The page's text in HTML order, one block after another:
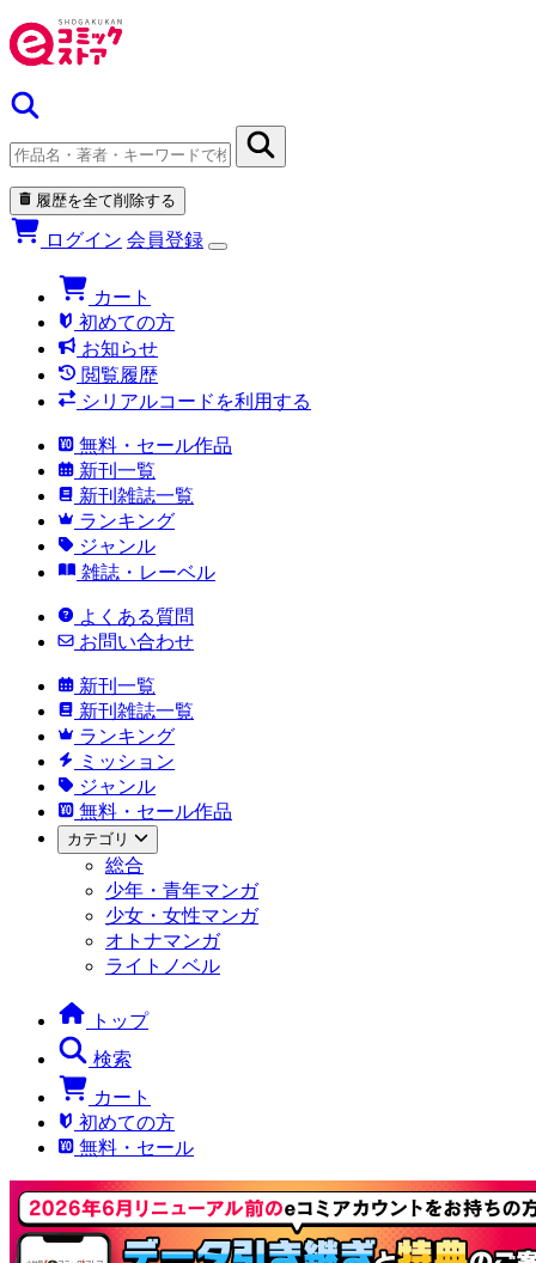
履歴を全て削除する
ログイン 会員登録
カート
初めての方
お知らせ
閲覧履歴
シリアルコードを利用する
無料・セール作品
新刊一覧
新刊雑誌一覧
ランキング
ジャンル
雑誌・レーベル
よくある質問
お問い合わせ
新刊一覧
新刊雑誌一覧
ランキング
ミッション
ジャンル
無料・セール作品
カテゴリ
総合
少年・青年マンガ
少女・女性マンガ
オトナマンガ
ライトノベル
トップ
検索
カート
初めての方
無料・セール